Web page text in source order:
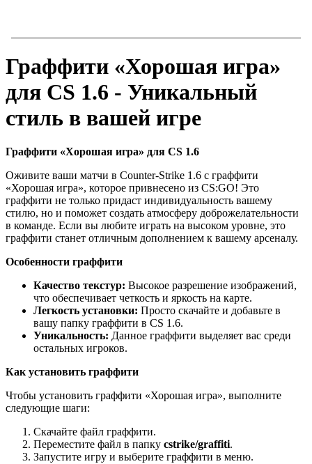
Граффити «Хорошая игра»
для CS 1.6 - Уникальный
стиль в вашей игре
Граффити «Хорошая игра» для CS 1.6
Оживите ваши матчи в Counter-Strike 1.6 с граффити
«Хорошая игра», которое привнесено из CS:GO! Это
граффити не только придаст индивидуальность вашему
стилю, но и поможет создать атмосферу доброжелательности
в команде. Если вы любите играть на высоком уровне, это
граффити станет отличным дополнением к вашему арсеналу.
Особенности граффити
Качество текстур: Высокое разрешение изображений,
что обеспечивает четкость и яркость на карте.
Легкость установки: Просто скачайте и добавьте в
вашу папку граффити в CS 1.6.
Уникальность: Данное граффити выделяет вас среди
остальных игроков.
Как установить граффити
Чтобы установить граффити «Хорошая игра», выполните
следующие шаги:
Скачайте файл граффити.
Переместите файл в папку cstrike/graffiti.
Запустите игру и выберите граффити в меню.